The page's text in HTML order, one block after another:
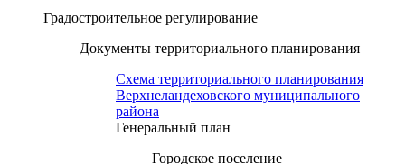
Градостроительное регулирование
Документы территориального планирования
Схема территориального планирования
Верхнеландеховского муниципального
района
Генеральный план
Городское поселение